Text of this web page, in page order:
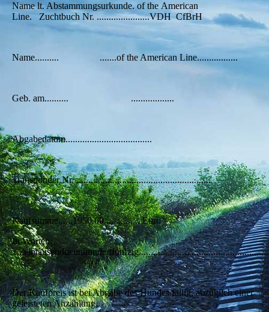
Name lt. Abstammungsurkunde. of the American
Line. Zuchtbuch Nr. ......................VDH CfBrH
Name.......... .......of the American Line.................
Geb. am.......... ..................
Abgabedatum....................................
Transponder Nr. ........................................................
Kaufsumme......1950,00............... Euro
In Worten:
Der Kaufpreis ist bei Abgabe des Hundes fällig, abzüglich einer
geleisteten Anzahlung.